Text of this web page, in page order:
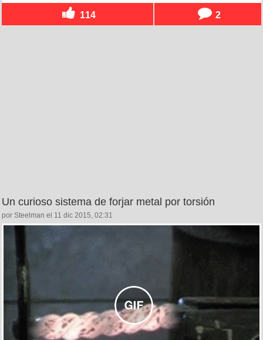
114 2
Un curioso sistema de forjar metal por torsión
por Steelman el 11 dic 2015, 02:31